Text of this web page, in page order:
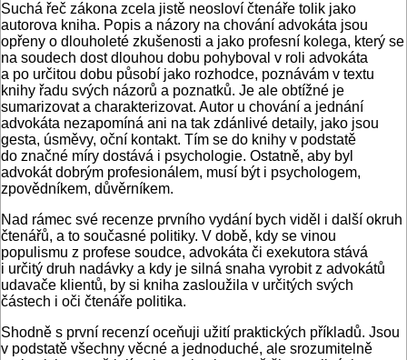
Suchá řeč zákona zcela jistě neosloví čtenáře tolik jako
autorova kniha. Popis a názory na chování advokáta jsou
opřeny o dlouholeté zkušenosti a jako profesní kolega, který se
na soudech dost dlouhou dobu pohyboval v roli advokáta
a po určitou dobu působí jako rozhodce, poznávám v textu
knihy řadu svých názorů a poznatků. Je ale obtížné je
sumarizovat a charakterizovat. Autor u chování a jednání
advokáta nezapomíná ani na tak zdánlivé detaily, jako jsou
gesta, úsměvy, oční kontakt. Tím se do knihy v podstatě
do značné míry dostává i psychologie. Ostatně, aby byl
advokát dobrým profesionálem, musí být i psychologem,
zpovědníkem, důvěrníkem.
Nad rámec své recenze prvního vydání bych viděl i další okruh
čtenářů, a to současné politiky. V době, kdy se vinou
populismu z profese soudce, advokáta či exekutora stává
i určitý druh nadávky a kdy je silná snaha vyrobit z advokátů
udavače klientů, by si kniha zasloužila v určitých svých
částech i oči čtenáře politika.
Shodně s první recenzí oceňuji užití praktických příkladů. Jsou
v podstatě všechny věcné a jednoduché, ale srozumitelně